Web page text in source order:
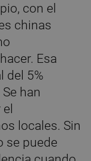
con el
chinas
Esa
del 5%
han
locales. Sin
se puede